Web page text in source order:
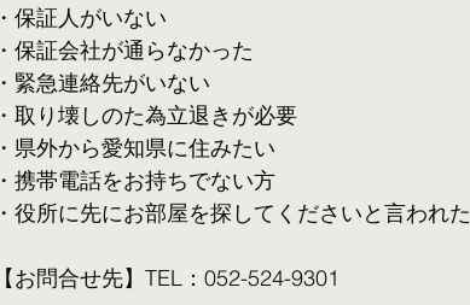
・保証人がいない
・保証会社が通らなかった
・緊急連絡先がいない
・取り壊しのた為立退きが必要
・県外から愛知県に住みたい
・携帯電話をお持ちでない方
・役所に先にお部屋を探してくださいと言われた
【お問合せ先】TEL：052-524-9301